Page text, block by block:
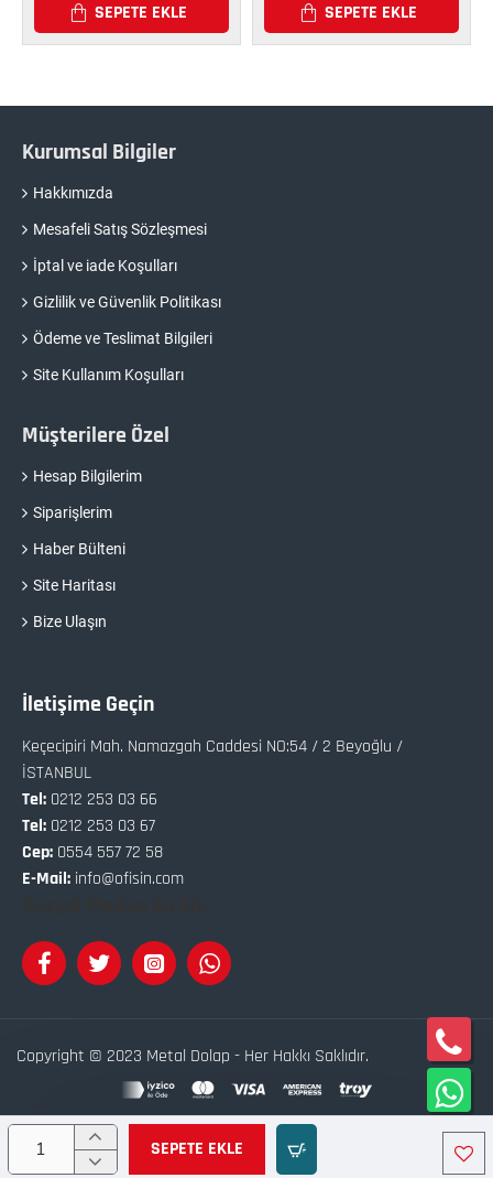
SEPETE EKLE
SEPETE EKLE SEPETE EKLE
Kurumsal Bilgiler
Hakkımızda
Mesafeli Satış Sözleşmesi
İptal ve iade Koşulları
Gizlilik ve Güvenlik Politikası
Ödeme ve Teslimat Bilgileri
Site Kullanım Koşulları
Müşterilere Özel
Hesap Bilgilerim
Siparişlerim
Haber Bülteni
Site Haritası
Bize Ulaşın
İletişime Geçin
Keçecipiri Mah. Namazgah Caddesi NO:54 / 2 Beyoğlu /
İSTANBUL
Tel: 0212 253 03 66
Tel: 0212 253 03 67
Cep: 0554 557 72 58
E-Mail: info@ofisin.com
Copyright © 2023 Metal Dolap - Her Hakkı Saklıdır.
Bu site